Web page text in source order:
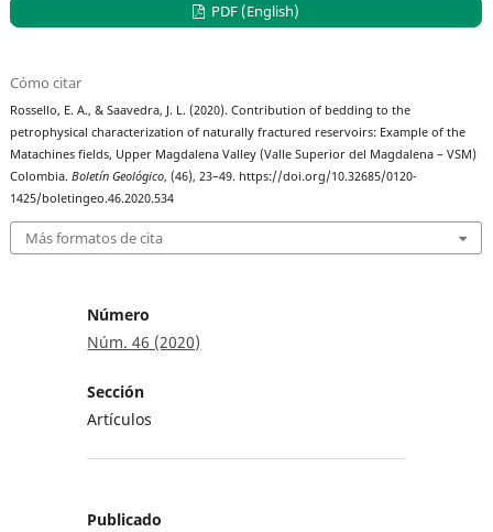
PDF (English)
Cómo citar
Rossello, E. A., & Saavedra, J. L. (2020). Contribution of bedding to the
petrophysical characterization of naturally fractured reservoirs: Example of the
Matachines fields, Upper Magdalena Valley (Valle Superior del Magdalena – VSM)
Colombia.Boletín Geológico, (46), 23–49. https://doi.org/10.32685/0120-
1425/boletingeo.46.2020.534
Más formatos de cita
Número
Núm. 46 (2020)
Sección
Artículos
Publicado